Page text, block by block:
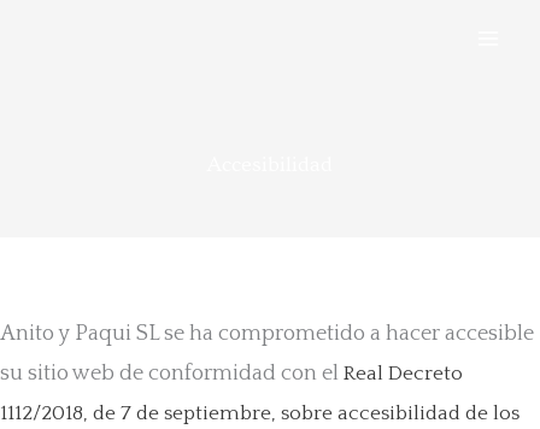
Anito y Paqui SL se ha comprometido a hacer accesible
su sitio web de conformidad con el Real Decreto
1112/2018, de 7 de septiembre, sobre accesibilidad de los